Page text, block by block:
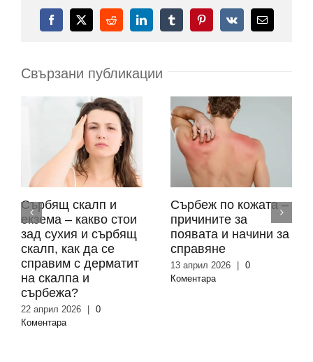
Facebook
X RedditLinkedInTumblrPinterest
Vk
поща:
Свързани публикации
Сърбящ скалп и
екзема – какво стои
зад сухия и сърбящ
скалп, как да се
справим с дерматит
на скалпа и
сърбежа?
22 април 2026
0
Коментара
Сърбеж по кожата –
причините за
появата и начини за
справяне
13 април 2026
0
Коментара